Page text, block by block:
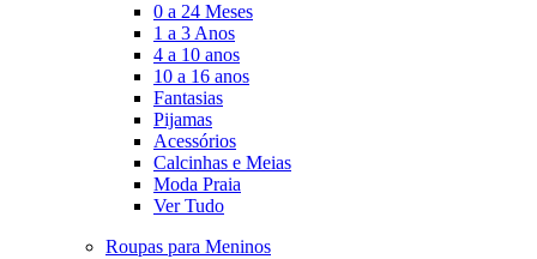
0 a 24 Meses
1 a 3 Anos
4 a 10 anos
10 a 16 anos
Fantasias
Pijamas
Acessórios
Calcinhas e Meias
Moda Praia
Ver Tudo
Roupas para Meninos